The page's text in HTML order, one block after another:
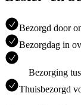
Bezorgd door
Bezorgdag in
Bezorging
Thuisbezorgd